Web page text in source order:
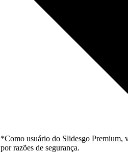
*Como usuário do Slidesgo Premium,
por razões de segurança.